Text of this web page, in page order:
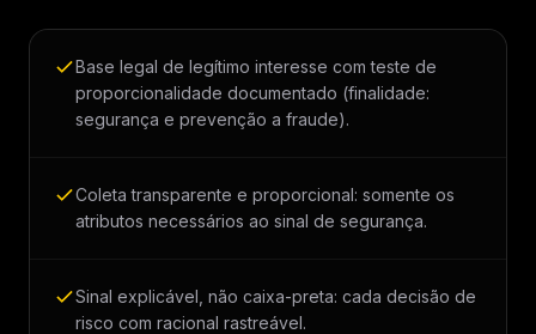
Base legal de legítimo interesse com teste de
proporcionalidade documentado (finalidade:
segurança e prevenção a fraude).
Coleta transparente e proporcional: somente os
atributos necessários ao sinal de segurança.
Sinal explicável, não caixa-preta: cada decisão de
risco com racional rastreável.